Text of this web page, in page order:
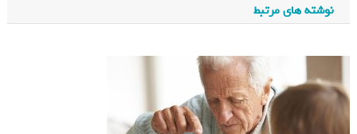
نوشته های مرتبط